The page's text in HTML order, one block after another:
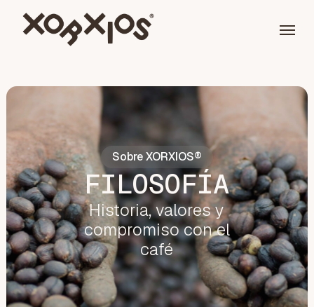
Menu
Sobre XORXIOS®
FILOSOFÍA
Historia, valores y
compromiso con el
café